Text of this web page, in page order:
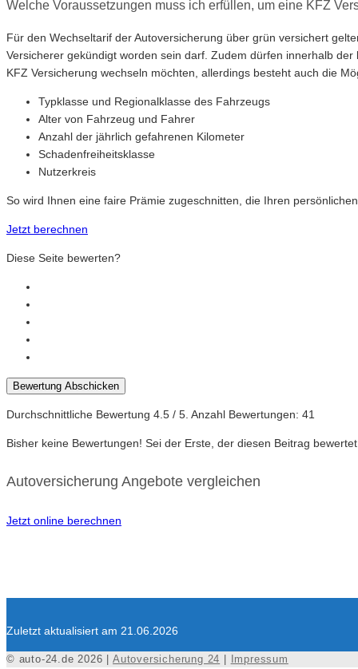
Welche Voraussetzungen muss ich erfüllen, um eine KFZ
Für den Wechseltarif der Autoversicherung über grün versichert
Versicherer gekündigt worden sein darf. Zudem dürfen innerhalb
KFZ Versicherung wechseln möchten, allerdings besteht auch die
Typklasse und Regionalklasse des Fahrzeugs
Alter von Fahrzeug und Fahrer
Anzahl der jährlich gefahrenen Kilometer
Schadenfreiheitsklasse
Nutzerkreis
So wird Ihnen eine faire Prämie zugeschnitten, die Ihren
Jetzt berechnen
Diese Seite bewerten?
Bewertung Abschicken
Durchschnittliche Bewertung 4.5 / 5. Anzahl Bewertungen: 41
Bisher keine Bewertungen! Sei der Erste, der diesen Beitrag
Autoversicherung Angebote vergleichen
Jetzt online berechnen
Zuletzt aktualisiert am 21.06.2026
© auto-24.de 2026 |Autoversicherung 24 Impressum